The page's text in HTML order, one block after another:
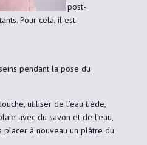
post-
Pour cela, il est
pendant la pose du
utiliser de l’eau tiède,
avec du savon et de l’eau,
placer à nouveau un plâtre du